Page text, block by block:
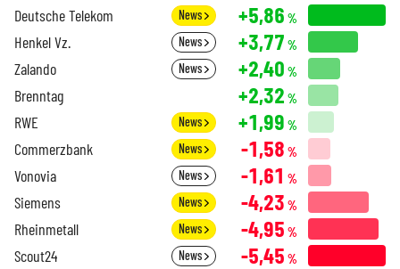
Deutsche Telekom News +5,86 %
Henkel Vz. News +3,77 %
Zalando News +2,40 %
Brenntag +2,32 %
RWE News +1,99 %
Commerzbank News -1,58 %
Vonovia News -1,61 %
Siemens News -4,23 %
Rheinmetall News -4,95 %
Scout24 News -5,45 %